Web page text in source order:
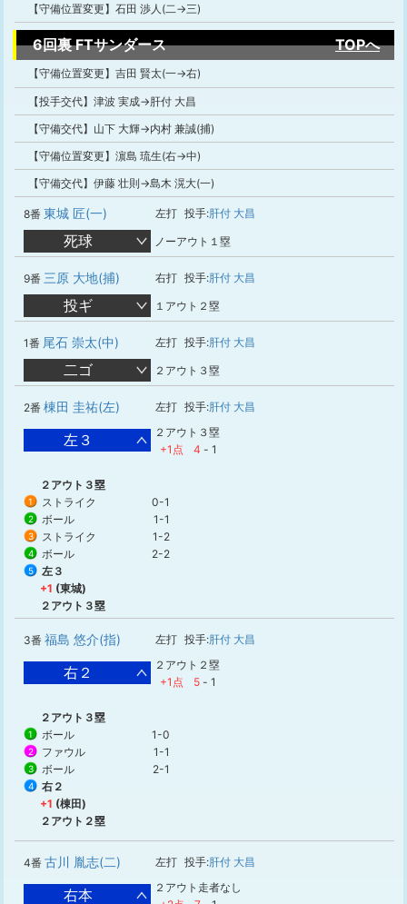
【守備位置変更】石田 渉人(二→三)
6回裏 FTサンダース TOPへ
【守備位置変更】吉田 賢太(一→右)
【投手交代】津波 実成→肝付 大昌
【守備交代】山下 大輝→内村 兼誠(捕)
【守備位置変更】濵島 琉生(右→中)
【守備交代】伊藤 壮則→島木 滉大(一)
8番 東城 匠(一) 左打 投手:肝付 大昌
死球 ノーアウト１塁
9番 三原 大地(捕) 右打 投手:肝付 大昌
投ギ １アウト２塁
1番 尾石 崇太(中) 左打 投手:肝付 大昌
二ゴ ２アウト３塁
2番 棟田 圭祐(左) 左打 投手:肝付 大昌
左３
２アウト３塁
+1点
4 - 1
２アウト３塁
1 ストライク 0-1
2 ボール 1-1
3 ストライク 1-2
4 ボール 2-2
5
左３
+1 (東城)
２アウト３塁
3番 福島 悠介(指) 左打 投手:肝付 大昌
右２
２アウト２塁
+1点
5 - 1
２アウト３塁
1 ボール 1-0
2 ファウル 1-1
3 ボール 2-1
4
右２
+1 (棟田)
２アウト２塁
4番 古川 胤志(二) 左打 投手:肝付 大昌
右本
２アウト走者なし